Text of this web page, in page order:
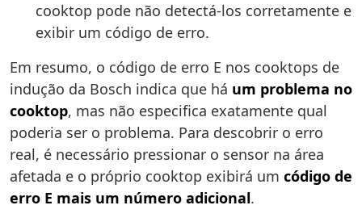
cooktop pode não detectá-los corretamente e
exibir um código de erro.
Em resumo, o código de erro E nos cooktops de
indução da Bosch indica que há um problema no
cooktop, mas não especifica exatamente qual
poderia ser o problema. Para descobrir o erro
real, é necessário pressionar o sensor na área
afetada e o próprio cooktop exibirá um código de
erro E mais um número adicional.